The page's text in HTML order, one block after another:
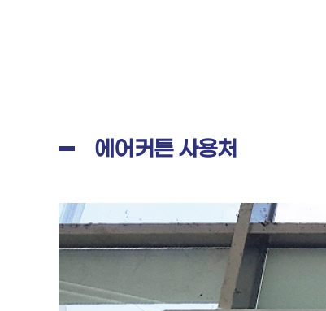
에어커튼 사용처